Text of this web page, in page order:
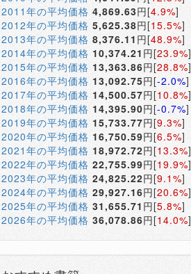
2011年の平均価格 4,869.63円[4.9%]
2012年の平均価格 5,625.38円[15.5%]
2013年の平均価格 8,376.11 円[48.9%]
2014年の平均価格 10,374.21 円[23.9%]
2015年の平均価格 13,363.86円[28.8%]
2016年の平均価格 13,092.75円[-2.0%]
2017年の平均価格 14,500.57円[10.8%]
2018年の平均価格 14,395.90円[-0.7%]
2019年の平均価格 15,733.77円[9.3%]
2020年の平均価格 16,750.59円[6.5%]
2021年の平均価格 18,972.72円[13.3%]
2022年の平均価格 22,755.99円[19.9%]
2023年の平均価格 24,825.22円[9.1%]
2024年の平均価格 29,927.16円[20.6%]
2025年の平均価格 31,655.71円[5.8%]
2026年の平均価格 36,078.86円[14.0%]